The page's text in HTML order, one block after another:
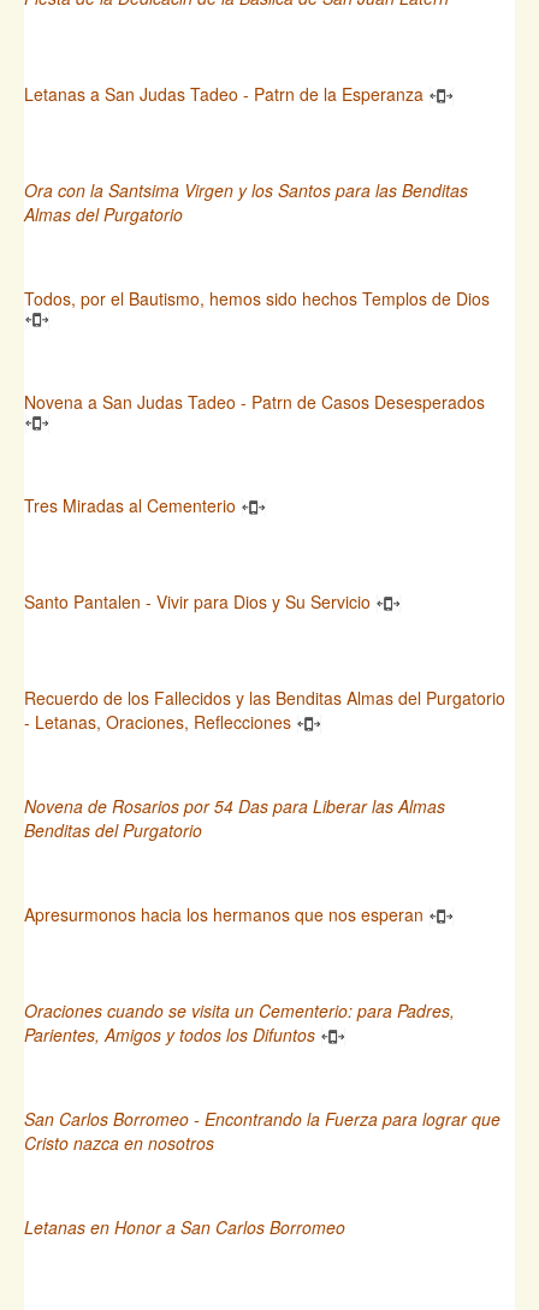
Letanas a San Judas Tadeo - Patrn de la Esperanza
Ora con la Santsima Virgen y los Santos para las Benditas
Almas del Purgatorio
Todos, por el Bautismo, hemos sido hechos Templos de Dios
Novena a San Judas Tadeo - Patrn de Casos Desesperados
Tres Miradas al Cementerio
Santo Pantalen - Vivir para Dios y Su Servicio
Recuerdo de los Fallecidos y las Benditas Almas del Purgatorio
- Letanas, Oraciones, Reflecciones
Novena de Rosarios por 54 Das para Liberar las Almas
Benditas del Purgatorio
Apresurmonos hacia los hermanos que nos esperan
Oraciones cuando se visita un Cementerio: para Padres,
Parientes, Amigos y todos los Difuntos
San Carlos Borromeo - Encontrando la Fuerza para lograr que
Cristo nazca en nosotros
Letanas en Honor a San Carlos Borromeo